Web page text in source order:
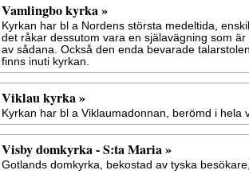
Vamlingbo kyrka »
Kyrkan har bl a Nordens största medeltida,
det råkar dessutom vara en själavägning som
av sådana. Också den enda bevarade
finns inuti kyrkan.
Viklau kyrka »
Kyrkan har bl a Viklaumadonnan, berömd i hela
Visby domkyrka - S:ta Maria »
Gotlands domkyrka, bekostad av tyska